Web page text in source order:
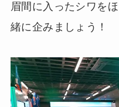
眉間に入ったシワを
緒に企みましょう！